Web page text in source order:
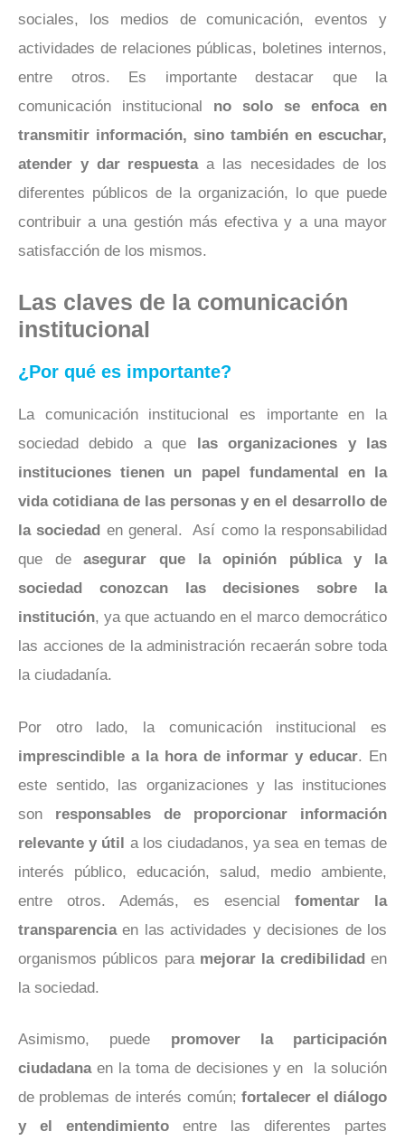
sociales, los medios de comunicación, eventos y
actividades de relaciones públicas, boletines internos,
entre otros. Es importante destacar que la
comunicación institucional no solo se enfoca en
transmitir información, sino también en escuchar,
atender y dar respuestaa las necesidades de los
diferentes públicos de la organización, lo que puede
contribuir a una gestión más efectiva y a una mayor
satisfacción de los mismos.
Las claves de la comunicación
institucional
¿Por qué es importante?
La comunicación institucional es importante en la
sociedad debido a que
las organizaciones y las
instituciones tienen un papel fundamental en la
vida cotidiana de las personas y en el desarrollo de
la sociedad en general. Así como la responsabilidad
que deasegurar que la opinión pública y la
sociedad conozcan las decisiones sobre la
institución, ya que actuando en el marco democrático
las acciones de la administración recaerán sobre toda
la ciudadanía.
Por otro lado, la comunicación institucional es
imprescindible a la hora de informar y educar. En
este sentido, las organizaciones y las instituciones
son responsables de proporcionar información
relevante y útil a los ciudadanos, ya sea en temas de
interés público, educación, salud, medio ambiente,
entre otros. Además, es esencial fomentar la
transparenciaen las actividades y decisiones de los
organismos públicos para mejorar la credibilidaden
la sociedad.
Asimismo, puede promover la participación
ciudadanaen la toma de decisiones y en la solución
de problemas de interés común;fortalecer el diálogo
y el entendimiento entre las diferentes partes